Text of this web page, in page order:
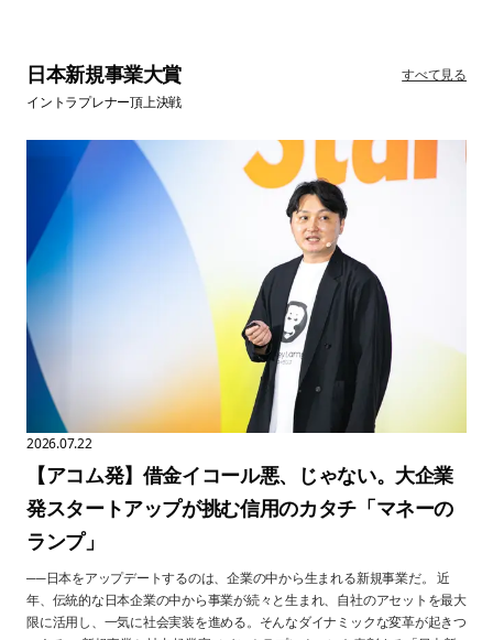
日本新規事業大賞
イントラプレナー頂上決戦
2026.07.22
【アコム発】借金イコール悪、じゃない。大企業
発スタートアップが挑む信用のカタチ「マネーの
ランプ」
──日本をアップデートするのは、企業の中から生まれる新規事業だ。 近